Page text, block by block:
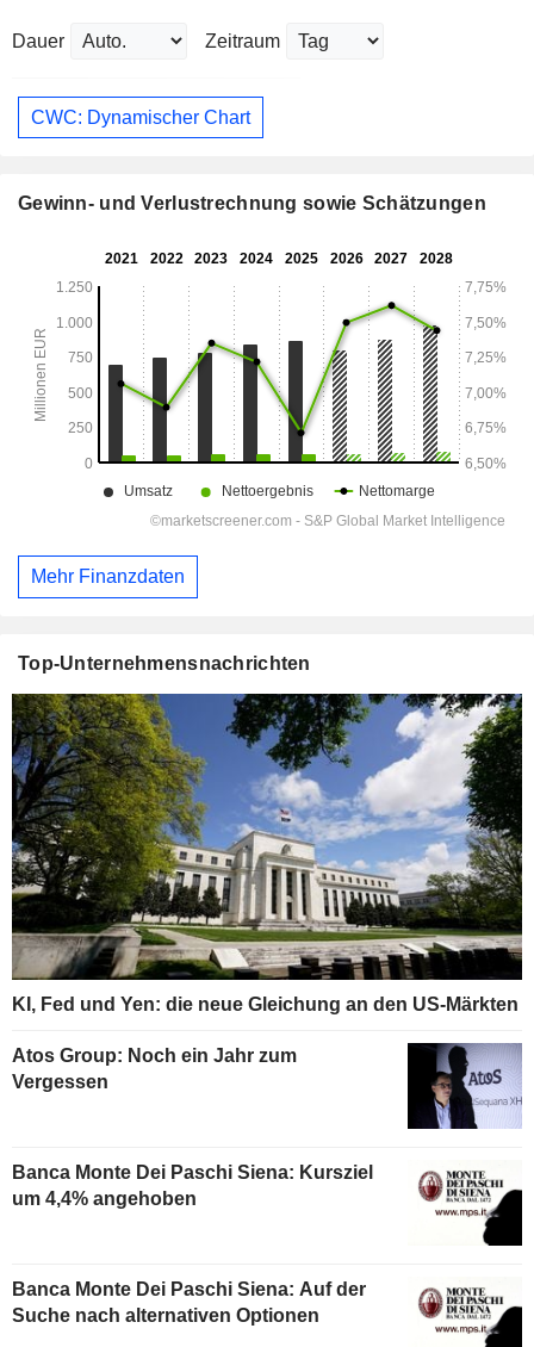
Dauer Zeitraum
CWC: Dynamischer Chart
Gewinn- und Verlustrechnung sowie Schätzungen
Mehr Finanzdaten
Top-Unternehmensnachrichten
KI, Fed und Yen: die neue Gleichung an den US-Märkten
Atos Group: Noch ein Jahr zum
Vergessen
Banca Monte Dei Paschi Siena: Kursziel
um 4,4% angehoben
Banca Monte Dei Paschi Siena: Auf der
Suche nach alternativen Optionen